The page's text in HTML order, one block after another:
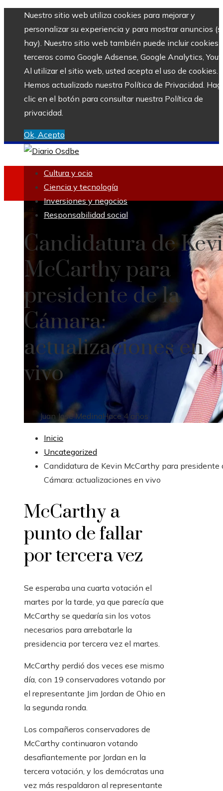
Nuestro sitio web utiliza cookies para mejorar y
personalizar su experiencia y para mostrar anuncios
hay). Nuestro sitio web también puede incluir cookies
terceros como Google Adsense, Google Analytics,
Al utilizar el sitio web, usted acepta el uso de cookies.
Hemos actualizado nuestra Política de Privacidad.
clic en el botón para consultar nuestra Política de
privacidad.
Ok, Acepto
Cultura y ocio
Ciencia y tecnología
Inversiones y negocios
Responsabilidad social
Uncategorized
Candidatura de
McCarthy para
presidente de la
Cámara:
actualizaciones en
vivo
Juan José MedinaHace 4 años
Inicio
Uncategorized
Candidatura de Kevin McCarthy para presidente
Cámara: actualizaciones en vivo
McCarthy a
punto de fallar
por tercera vez
Se esperaba una cuarta votación el
martes por la tarde, ya que parecía que
McCarthy se quedaría sin los votos
necesarios para arrebatarle la
presidencia por tercera vez el martes.
McCarthy perdió dos veces ese mismo
día, con 19 conservadores votando por
el representante Jim Jordan de Ohio en
la segunda ronda.
Los compañeros conservadores de
McCarthy continuaron votando
desafiantemente por Jordan en la
tercera votación, y los demócratas una
vez más respaldaron al representante